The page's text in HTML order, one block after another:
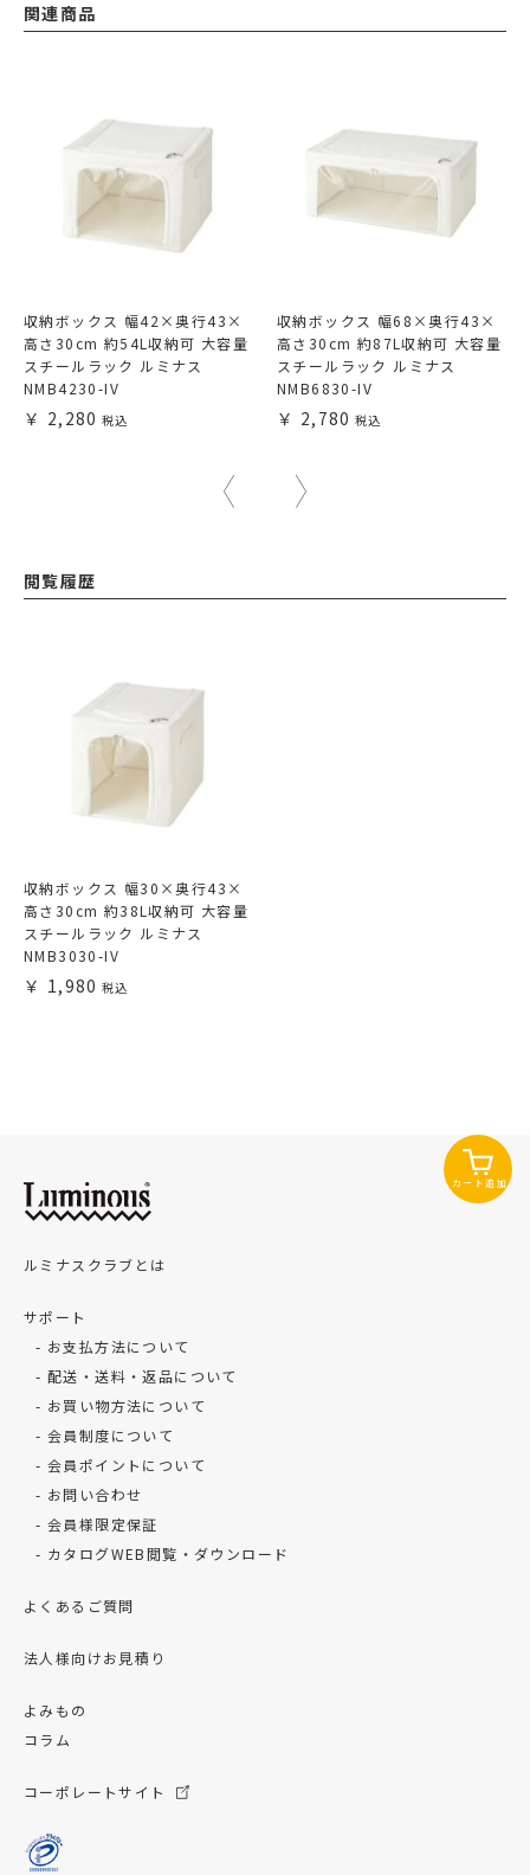
関連商品
収納ボックス 幅42×奥行43×
高さ30cm 約54L収納可 大容量
スチールラック ルミナス
NMB4230-IV
2,280
収納ボックス 幅68×奥行43×
高さ30cm 約87L収納可 大容量
スチールラック ルミナス
NMB6830-IV
2,780
閲覧履歴
収納ボックス 幅30×奥行43×
高さ30cm 約38L収納可 大容量
スチールラック ルミナス
NMB3030-IV
1,980
カート追加
ルミナスクラブとは
サポート
お支払方法について
配送・送料・返品について
お買い物方法について
会員制度について
会員ポイントについて
お問い合わせ
会員様限定保証
カタログWEB閲覧・ダウンロード
よくあるご質問
法人様向けお見積り
よみもの
コラム
コーポレートサイト